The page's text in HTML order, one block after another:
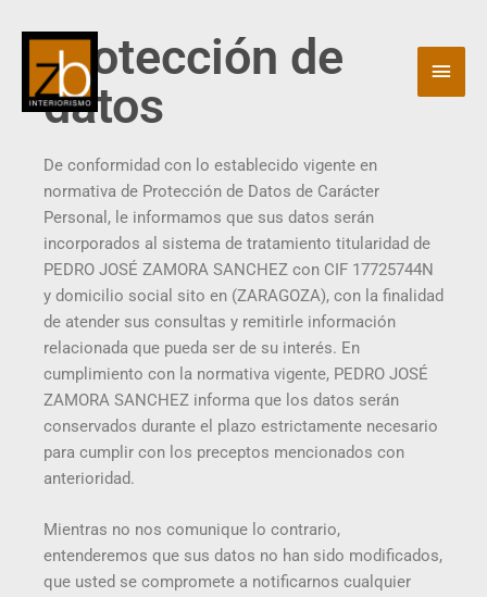
contenidoProtección de
datos
De conformidad con lo establecido vigente en
normativa de Protección de Datos de Carácter
Personal, le informamos que sus datos serán
incorporados al sistema de tratamiento titularidad de
PEDRO JOSÉ ZAMORA SANCHEZ con CIF 17725744N
y domicilio social sito en (ZARAGOZA), con la finalidad
de atender sus consultas y remitirle información
relacionada que pueda ser de su interés. En
cumplimiento con la normativa vigente, PEDRO JOSÉ
ZAMORA SANCHEZ informa que los datos serán
conservados durante el plazo estrictamente necesario
para cumplir con los preceptos mencionados con
anterioridad.
Mientras no nos comunique lo contrario,
entenderemos que sus datos no han sido modificados,
que usted se compromete a notificarnos cualquier